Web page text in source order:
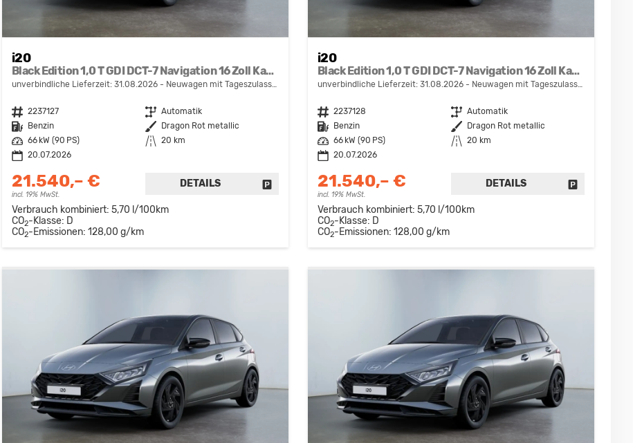
i20
Black Edition 1,0 T GDI DCT-7 Navigation 16 Zoll Kamera PDC Sitzheizung
unverbindliche Lieferzeit: 31.08.2026 Neuwagen mit Tageszulassung
Fahrzeugnr. 2237127 Getriebe Automatik
Kraftstoff
Benzin Außenfarbe
Dragon Rot metallic
Leistung
66 kW (90 PS) Kilometerstand
20 km
20.07.2026
21.540,– €
incl. 19% MwSt.
DETAILS FAHRZEUG DRUCKEN, PARKEN ODER VERGLEICHEN
Verbrauch kombiniert: 5,70 l/100km
CO2-Klasse: D
CO2-Emissionen: 128,00 g/km
i20
Black Edition 1,0 T GDI DCT-7 Navigation 16 Zoll Kamera PDC Sitzheizung
unverbindliche Lieferzeit: 31.08.2026 Neuwagen mit Tageszulassung
Fahrzeugnr. 2237128 Getriebe Automatik
Kraftstoff
Benzin Außenfarbe
Dragon Rot metallic
Leistung
66 kW (90 PS) Kilometerstand
20 km
20.07.2026
21.540,– €
incl. 19% MwSt.
DETAILS FAHRZEUG
Verbrauch kombiniert: 5,70 l/100km
CO2-Klasse: D
CO2-Emissionen: 128,00 g/km